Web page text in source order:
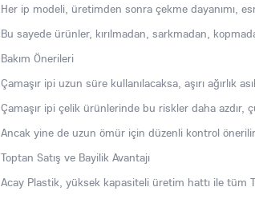
Her ip modeli, üretimden sonra çekme dayanımı,
Bu sayede ürünler, kırılmadan, sarkmadan,
Bakım Önerileri
Çamaşır ipi uzun süre kullanılacaksa, aşırı ağırlık
Çamaşır ipi çelik ürünlerinde bu riskler daha
Ancak yine de uzun ömür için düzenli kontrol
Toptan Satış ve Bayilik Avantajı
Acay Plastik, yüksek kapasiteli üretim hattı ile tüm